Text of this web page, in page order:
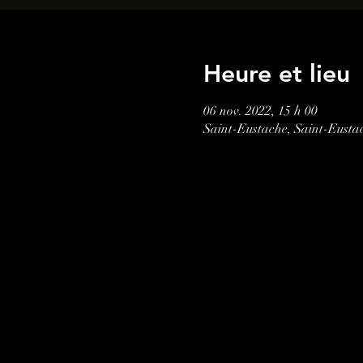
Heure et lieu
06 nov. 2022, 15 h 00
Saint-Eustache, Saint-